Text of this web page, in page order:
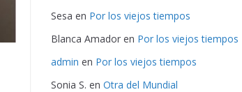
Sesa en Por los viejos tiempos
Blanca Amador en Por los viejos tiempos
admin en Por los viejos tiempos
Sonia S. en Otra del Mundial